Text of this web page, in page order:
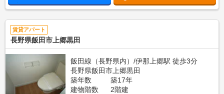
賃貸アパート
長野県飯田市上郷黒田
飯田線（長野県内）/伊那上郷駅 徒歩3分
長野県飯田市上郷黒田
築年数
築17年
建物階数
2階建